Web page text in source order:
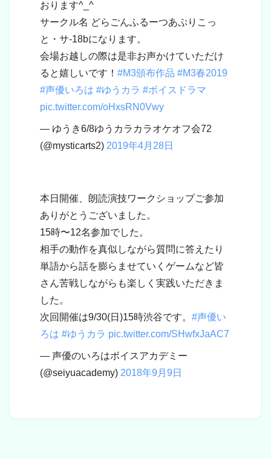
おります^_^
サークル名 どらごんふるーつあぷりこっ
と・サ-18bになります。
会場お越しの際は是非お声かけていただけ
ると嬉しいです！ #M3頒布作品 #M3春2019
#声優いろは #ゆうカラ #ボイスドラマ
pic.twitter.com/oHxsRN0Vwy
— ゆうき6/8ゆうカラカラオケオフ会72
(@mysticarts2) 2019年4月28日
本日開催、朗読演技ワークショップご参加
ありがとうございました。
15時〜12名参加でした。
相手の動作を真似しながら質問に答えたり
単語から話を膨らませていくゲームなど皆
さん苦戦しながらも楽しく実践いただきま
した。
次回開催は9/30(日)15時渋谷です。 #声優い
ろは #ゆうカラ pic.twitter.com/SHwfxJaAC7
— 声優のいろはボイスアカデミー
(@seiyuacademy) 2018年9月9日